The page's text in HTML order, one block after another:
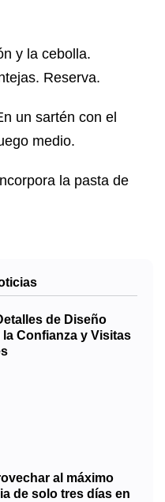
y la cebolla.
Reserva.
un sartén con el
medio.
la pasta de
de Diseño
la Confianza y Visitas
al máximo
de solo tres días en